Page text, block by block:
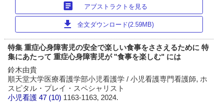
article アブストラクトを見る
download 全文ダウンロード(2.59MB)
特集 重症心身障害児の安全で楽しい食事をささえるために 特
集にあたって 重症心身障害児が "食事を楽しむ" には
鈴木由貴
順天堂大学医療看護学部小児看護学 / 小児看護専門看護師, ホ
スピタル・プレイ・スペシャリスト
小児看護 47 (10) 1163-1163, 2024.